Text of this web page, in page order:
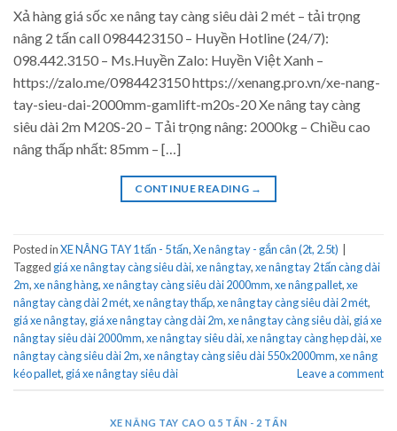
Xả hàng giá sốc xe nâng tay càng siêu dài 2 mét – tải trọng
nâng 2 tấn call 0984423150 – Huyền Hotline (24/7):
098.442.3150 – Ms.Huyền Zalo: Huyền Việt Xanh –
https://zalo.me/0984423150 https://xenang.pro.vn/xe-nang-
tay-sieu-dai-2000mm-gamlift-m20s-20 Xe nâng tay càng
siêu dài 2m M20S-20 – Tải trọng nâng: 2000kg – Chiều cao
nâng thấp nhất: 85mm – […]
CONTINUE READING →
Posted inXE NÂNG TAY 1 tấn - 5 tấn,Xe nâng tay - gắn cân (2t, 2.5t)
Tagged giá xe nâng tay càng siêu dài,xe nâng tay,xe nâng tay 2 tấn càng dài
2m,xe nâng hàng,xe nâng tay càng siêu dài 2000mm,xe nâng pallet,xe
nâng tay càng dài 2 mét,xe nâng tay thấp,xe nâng tay càng siêu dài 2 mét,
giá xe nâng tay, giá xe nâng tay càng dài 2m,xe nâng tay càng siêu dài, giá xe
nâng tay siêu dài 2000mm,xe nâng tay siêu dài,xe nâng tay càng hẹp dài,xe
nâng tay càng siêu dài 2m,xe nâng tay càng siêu dài 550x2000mm,xe nâng
kéo pallet, giá xe nâng tay siêu dài Leave a comment
XE NÂNG TAY CAO 0.5 TẤN - 2 TẤN